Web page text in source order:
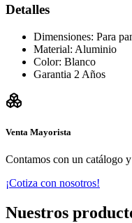
Detalles
Dimensiones: Para
Material: Aluminio
Color: Blanco
Garantia 2 Años
Venta Mayorista
Contamos con un catálogo
¡Cotiza con nosotros!
Nuestros